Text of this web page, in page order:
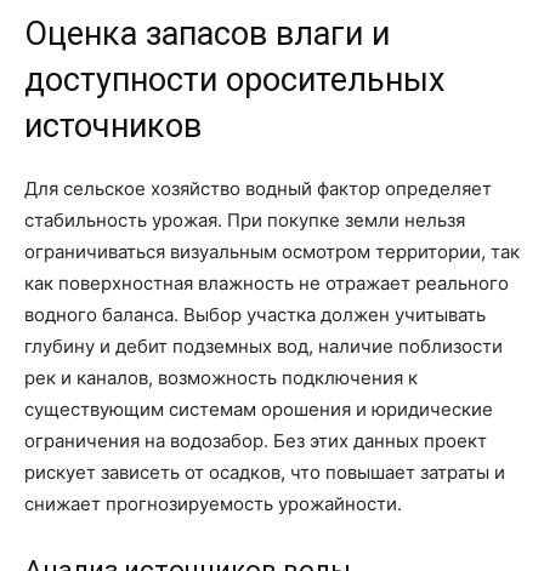
Оценка запасов влаги и
доступности оросительных
источников
Для сельское хозяйство водный фактор определяет
стабильность урожая. При покупке земли нельзя
ограничиваться визуальным осмотром территории, так
как поверхностная влажность не отражает реального
водного баланса. Выбор участка должен учитывать
глубину и дебит подземных вод, наличие поблизости
рек и каналов, возможность подключения к
существующим системам орошения и юридические
ограничения на водозабор. Без этих данных проект
рискует зависеть от осадков, что повышает затраты и
снижает прогнозируемость урожайности.